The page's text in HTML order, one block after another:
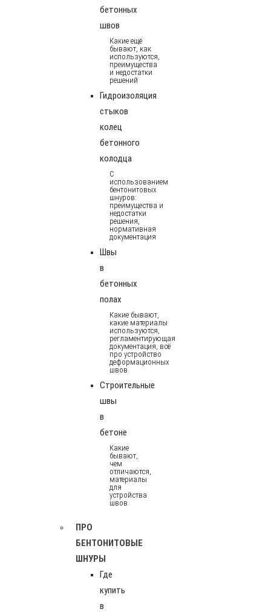
бетонных
швов
Какие ещё
бывают, как
используются,
преимущества
и недостатки
решений
Гидроизоляция
стыков
колец
бетонного
колодца
С
использованием
бентонитовых
шнуров:
преимущества и
недостатки
решения,
нормативная
документация
Швы
в
бетонных
полах
Какие бывают,
какие материалы
используются,
регламентирующая
документация, всё
про устройство
деформационных
швов
Строительные
швы
в
бетоне
Какие
бывают,
чем
отличаются,
материалы
для
устройства
швов
ПРО
БЕНТОНИТОВЫЕ
ШНУРЫ
Где
купить
в